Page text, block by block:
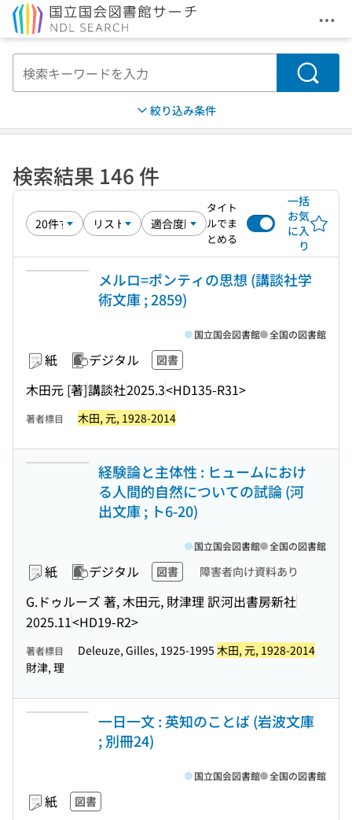
メ
検索
絞り込み条件
検索結果 146 件
タイト
ルでま
とめる
一括
お気
に入
り
メルロ=ポンティの思想 (講談社学
術文庫 ; 2859)
紙 デジタル 図書
木田元 [著]講談社2025.3<HD135-R31>
国立国会図書館 全国の図書館
著者標目 木田, 元, 1928-2014
経験論と主体性 : ヒュームにおけ
る人間的自然についての試論 (河
出文庫 ; ト6-20)
紙 デジタル 図書 障害者向け資料あり
G.ドゥルーズ 著, 木田元, 財津理 訳河出書房新社
2025.11<HD19-R2>
国立国会図書館 全国の図書館
著者標目 Deleuze, Gilles, 1925-1995 木田, 元, 1928-2014
財津, 理
一日一文 : 英知のことば (岩波文庫
; 別冊24)
紙 図書
国立国会図書館 全国の図書館